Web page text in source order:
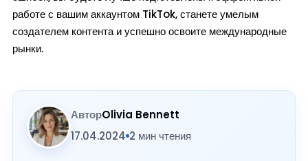
работе с вашим аккаунтом TikTok, станете умелым
создателем контента и успешно освоите международные
рынки.
АвторOlivia Bennett
17.04.2024 2 мин чтения